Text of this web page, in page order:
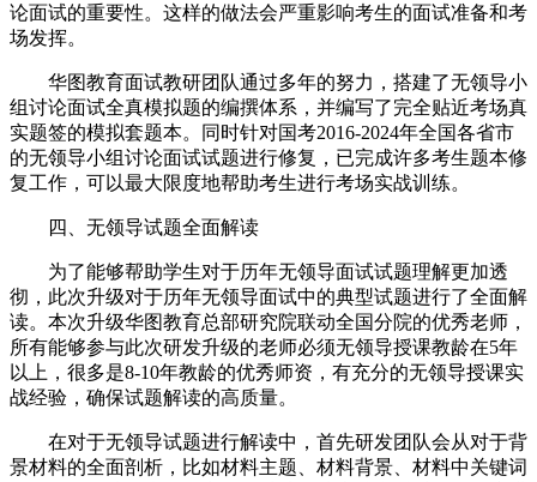
论面试的重要性。这样的做法会严重影响考生的面试准备和考
场发挥。
华图教育面试教研团队通过多年的努力，搭建了无领导小
组讨论面试全真模拟题的编撰体系，并编写了完全贴近考场真
实题签的模拟套题本。同时针对国考2016-2024年全国各省市
的无领导小组讨论面试试题进行修复，已完成许多考生题本修
复工作，可以最大限度地帮助考生进行考场实战训练。
四、无领导试题全面解读
为了能够帮助学生对于历年无领导面试试题理解更加透
彻，此次升级对于历年无领导面试中的典型试题进行了全面解
读。本次升级华图教育总部研究院联动全国分院的优秀老师，
所有能够参与此次研发升级的老师必须无领导授课教龄在5年
以上，很多是8-10年教龄的优秀师资，有充分的无领导授课实
战经验，确保试题解读的高质量。
在对于无领导试题进行解读中，首先研发团队会从对于背
景材料的全面剖析，比如材料主题、材料背景、材料中关键词